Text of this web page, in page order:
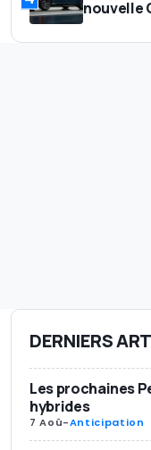
nouvelle
DERNIERS
Les prochaines
hybrides
7 Aoû-Anticipation